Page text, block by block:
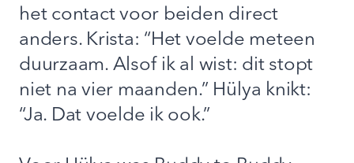
het contact voor beiden direct
anders. Krista: “Het voelde meteen
duurzaam. Alsof ik al wist: dit stopt
niet na vier maanden.” Hülya knikt:
“Ja. Dat voelde ik ook.”